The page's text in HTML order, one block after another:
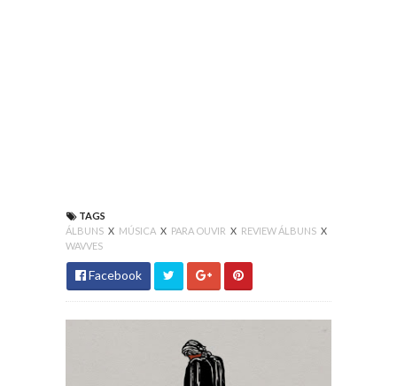
TAGS
ÁLBUNS X MÚSICA X PARA OUVIR X REVIEW ÁLBUNS X
WAVVES
Facebook